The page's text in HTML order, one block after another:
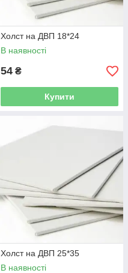
Холст на ДВП 18*24
В наявності
54 ₴
Купити
Холст на ДВП 25*35
В наявності